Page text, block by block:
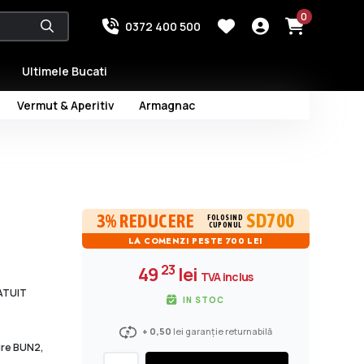
0372 400 500
0
Vermut & Aperitiv Armagnac
Ultimele Bucati
BUN2,
3% REDUCERE
FOLOSIND
CUPONUL
SD700
LA COMENZI PESTE 700 LEI
49 23 lei TVA inclus
IN STOC
+ 0,50 lei garanție returnabilă